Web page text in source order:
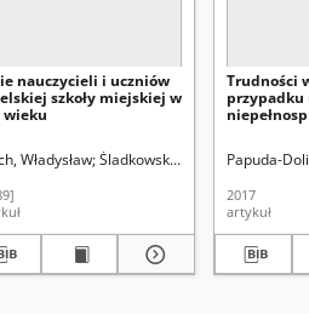
nauczycieli i uczniów
szkoły miejskiej w
wieku
Władysław Śladkowski, Wiesław (1935-).
Trudności
przypadku
Papuda-
2017
artykuł